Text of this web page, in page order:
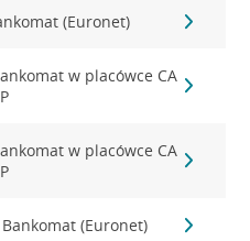
(Euronet)
w placówce CA
w placówce CA
Bankomat (Euronet)